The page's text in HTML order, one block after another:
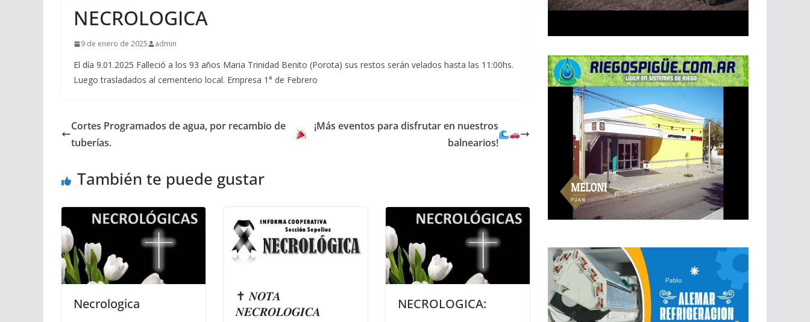
NECROLOGICA
9 de enero de 2025 admin
El día 9.01.2025 Falleció a los 93 años Maria Trinidad Benito (Porota) sus restos serán velados hasta las 11:00hs.
Luego trasladados al cementerio local. Empresa 1° de Febrero
Cortes Programados de agua, por recambio de
tuberías.
¡Más eventos para disfrutar en nuestros
balnearios!
También te puede gustar
Necrologica
✝ 𝑵𝑶𝑻𝑨
𝑵𝑬𝑪𝑹𝑶𝑳𝑶𝑮𝑰𝑪𝑨
NECROLOGICA: